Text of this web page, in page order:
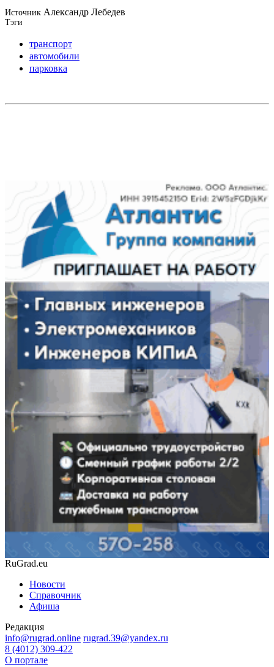
Источник Александр Лебедев
Тэги
транспорт
автомобили
парковка
RuGrad.eu
Новости
Справочник
Афиша
Редакция
info@rugrad.online rugrad.39@yandex.ru
8 (4012) 309-422
О портале